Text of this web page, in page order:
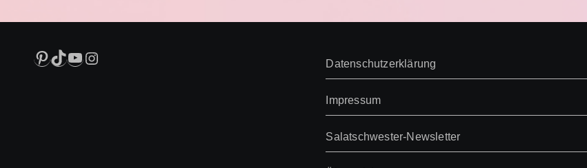
Pinterest
TikTok
YouTube
Instagram Datenschutzerklärung
Impressum
Salatschwester-Newsletter